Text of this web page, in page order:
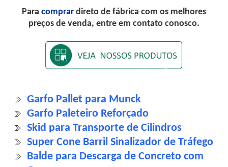
Para comprar direto de fábrica com os melhores
preços de venda, entre em contato conosco.
Garfo Pallet para Munck
Garfo Paleteiro Reforçado
Skid para Transporte de Cilindros
Super Cone Barril Sinalizador de Tráfego
Balde para Descarga de Concreto com